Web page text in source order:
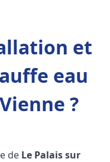
et
eau
?
de Le Palais sur